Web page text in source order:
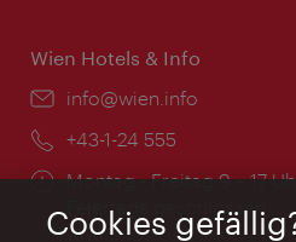
Wien Hotels & Info
Email:
info@wien.info
Telefon:
+43-1-24 555
Öffnungszeiten:
Montag - Freitag 9 – 17
Feiertags geschlossen
Cookies